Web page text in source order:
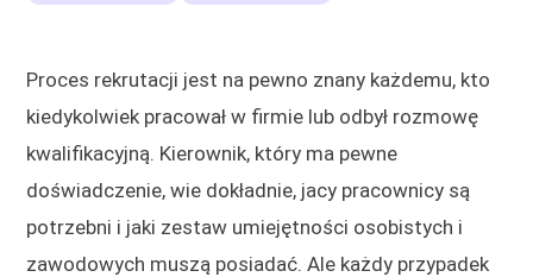
Proces rekrutacji jest na pewno znany każdemu, kto
kiedykolwiek pracował w firmie lub odbył rozmowę
kwalifikacyjną. Kierownik, który ma pewne
doświadczenie, wie dokładnie, jacy pracownicy są
potrzebni i jaki zestaw umiejętności osobistych i
zawodowych muszą posiadać. Ale każdy przypadek